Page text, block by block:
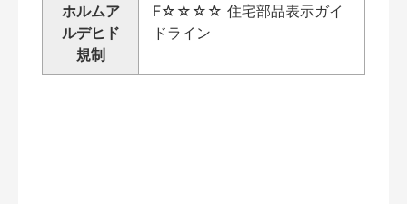
ホルムア
ルデヒド
規制
F☆☆☆☆ 住宅部品表示ガイ
ドライン